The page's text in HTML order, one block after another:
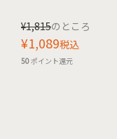
¥1,815のところ
¥1,089税込
50ポイント還元